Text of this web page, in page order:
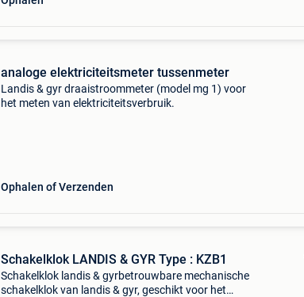
analoge elektriciteitsmeter tussenmeter
Landis & gyr draaistroommeter (model mg 1) voor
het meten van elektriciteitsverbruik.
Ophalen of Verzenden
Schakelklok LANDIS & GYR Type : KZB1
Schakelklok landis & gyrbetrouwbare mechanische
schakelklok van landis & gyr, geschikt voor het